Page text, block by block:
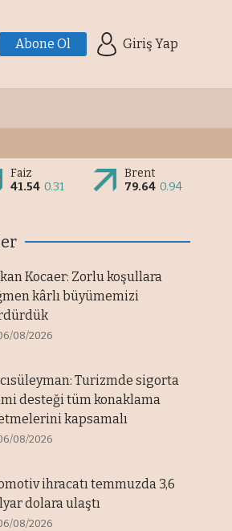
Abone Ol Giriş Yap
Faiz
41.54 0.31
Brent
79.64 0.94
Kocaer: Zorlu koşullara
kârlı büyümemizi
08/2026
Turizmde sigorta
desteği tüm konaklama
kapsamalı
08/2026
ihracatı temmuzda 3,6
dolara ulaştı
08/2026